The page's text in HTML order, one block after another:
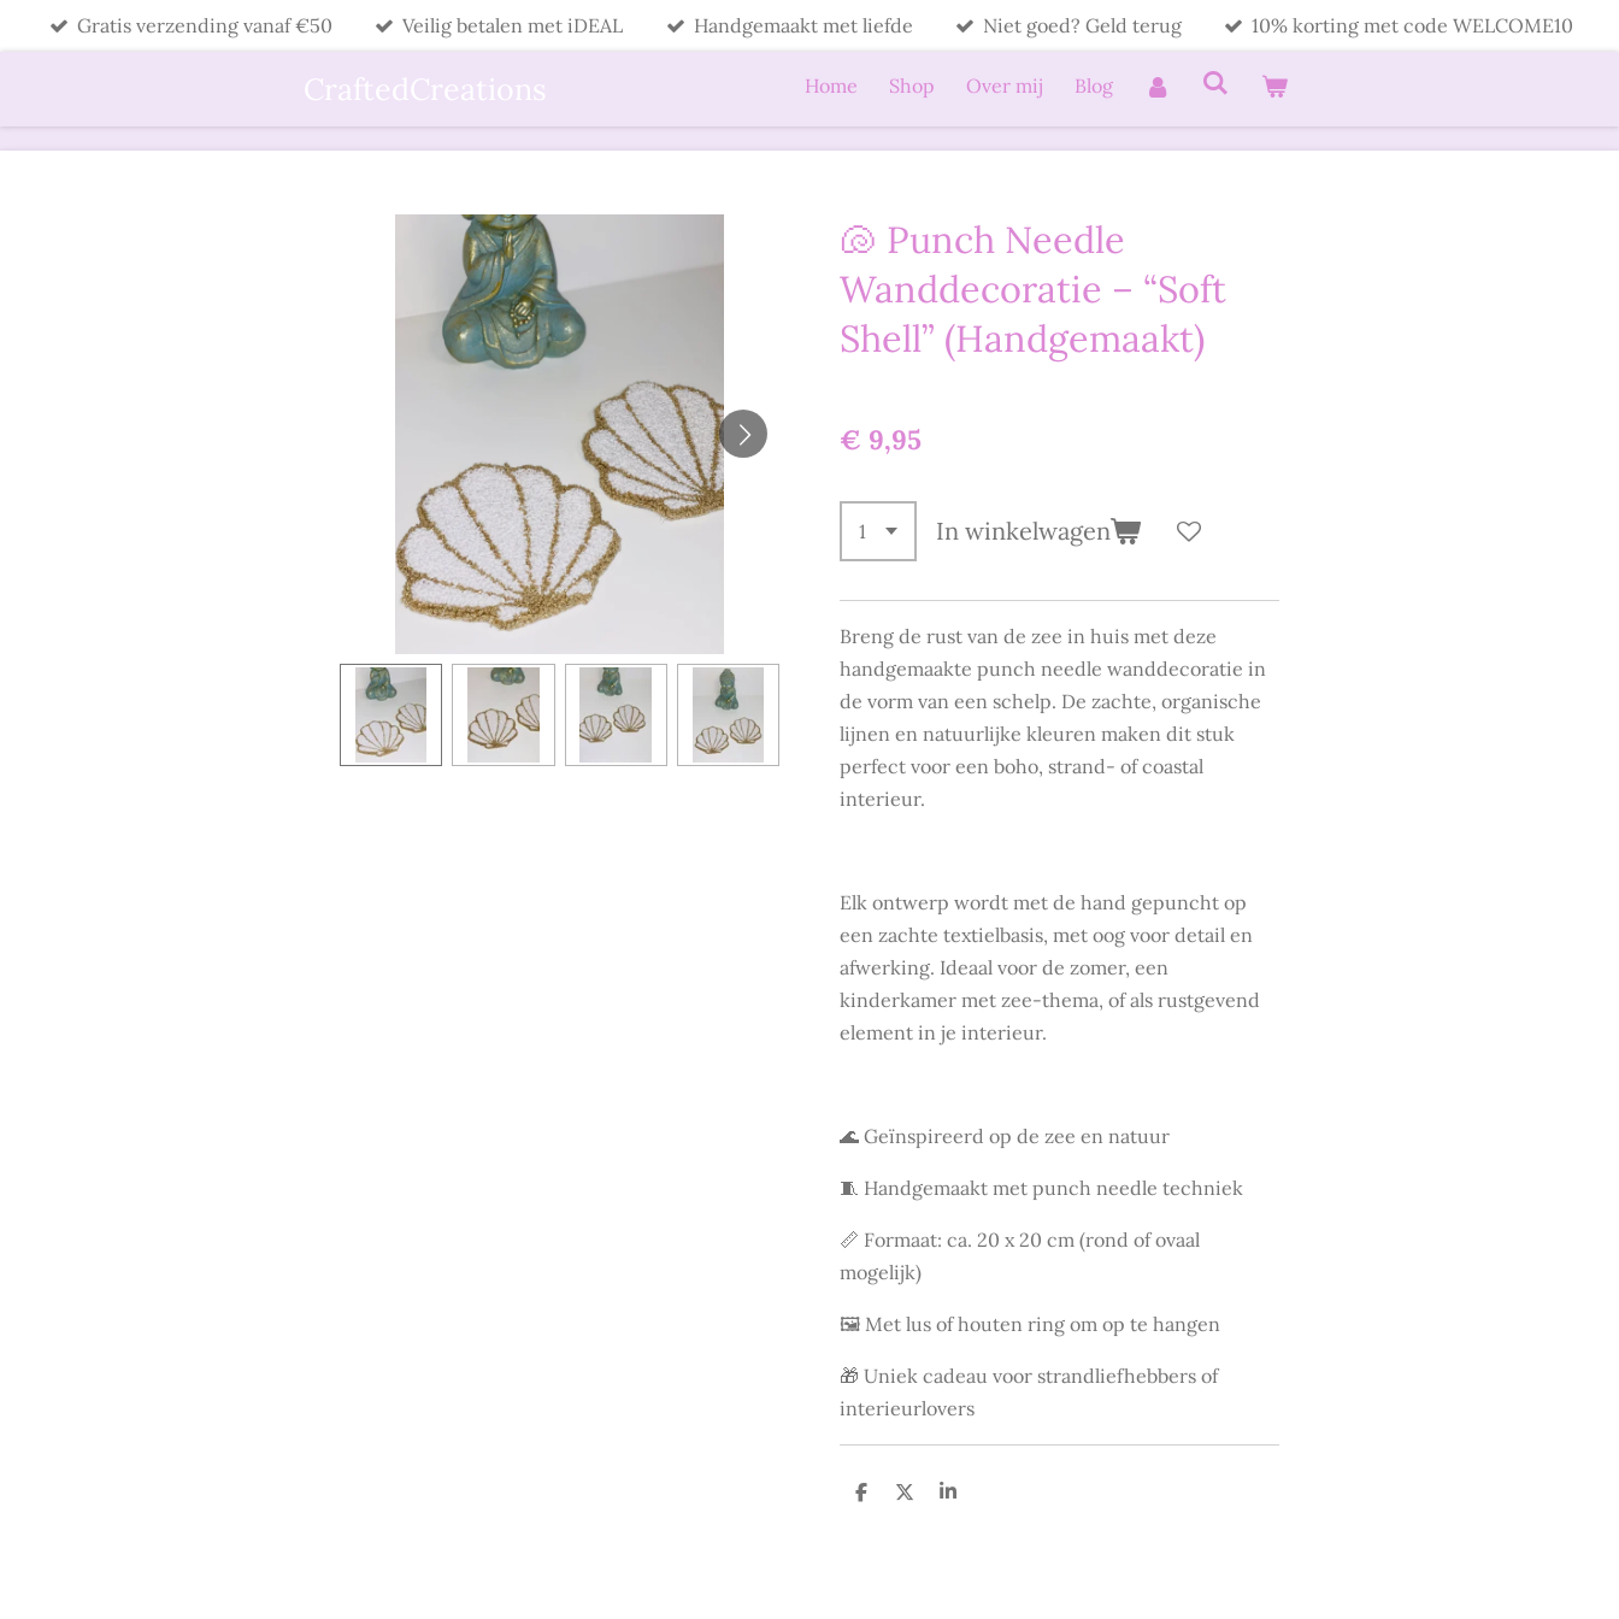
hoofdinhoud
Gratis verzending vanaf €50 Veilig betalen met iDEAL Handgemaakt met liefde Niet goed? Geld terug 10% korting met code WELCOME10
CraftedCreations Home Shop Over mij Blog
🐚 Punch Needle
Wanddecoratie – “Soft
Shell” (Handgemaakt)
€ 9,95
In winkelwagen
Breng de rust van de zee in huis met deze
handgemaakte punch needle wanddecoratie in
de vorm van een schelp. De zachte, organische
lijnen en natuurlijke kleuren maken dit stuk
perfect voor een boho, strand- of coastal
interieur.
Elk ontwerp wordt met de hand gepuncht op
een zachte textielbasis, met oog voor detail en
afwerking. Ideaal voor de zomer, een
kinderkamer met zee-thema, of als rustgevend
element in je interieur.
🌊 Geïnspireerd op de zee en natuur
🧵 Handgemaakt met punch needle techniek
📏 Formaat: ca. 20 x 20 cm (rond of ovaal
mogelijk)
🖼️ Met lus of houten ring om op te hangen
🎁 Uniek cadeau voor strandliefhebbers of
interieurlovers
D
D
S